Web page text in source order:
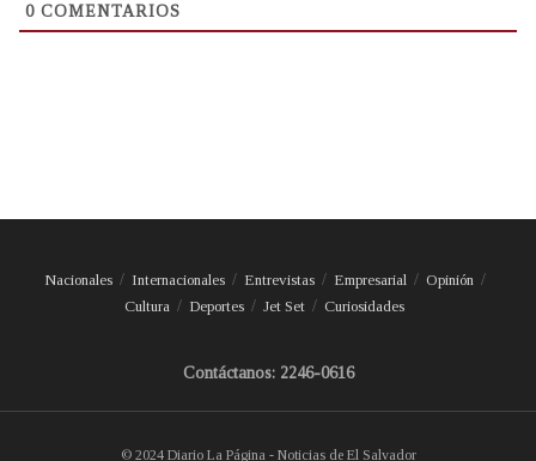
0 COMENTARIOS
Nacionales Internacionales Entrevistas Empresarial
Opinión
Cultura
Deportes Jet Set Curiosidades
Contáctanos: 2246-0616
© 2024 Diario La Página - Noticias de El Salvador